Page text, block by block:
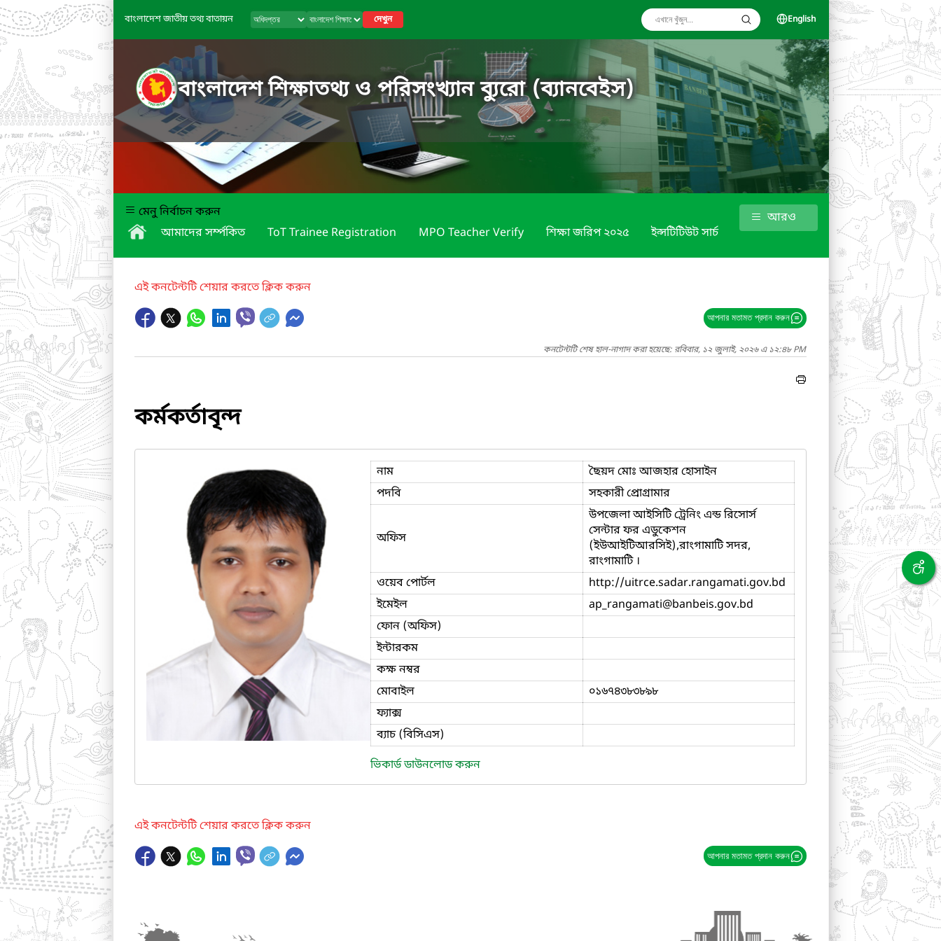
বাংলাদেশ জাতীয় তথ্য বাতায়ন দেখুন English
বাংলাদেশ শিক্ষাতথ্য ও পরিসংখ্যান ব্যুরো (ব্যানবেইস)
মেনু নির্বাচন করুন
আমাদের সর্ম্পকিত
ToT Trainee Registration MPO Teacher Verify শিক্ষা জরিপ ২০২৫ ইন্সটিটিউট সার্চ
আরও
এই কনটেন্টটি শেয়ার করতে ক্লিক করুন
আপনার মতামত প্রদান করুন
কনটেন্টটি শেষ হাল-নাগাদ করা হয়েছে: রবিবার, ১২ জুলাই, ২০২৬ এ ১২:৪৮ PM
কর্মকর্তাবৃন্দ
নাম
ছৈয়দ মোঃ আজহার হোসাইন
পদবি
সহকারী প্রোগ্রামার
অফিস
উপজেলা আইসিটি ট্রেনিং এন্ড রিসোর্স
সেন্টার ফর এডুকেশন
(ইউআইটিআরসিই),রাংগামাটি সদর,
রাংগামাটি ।
ওয়েব পোর্টল
http://uitrce.sadar.rangamati.gov.bd
ইমেইল
ap_rangamati@banbeis.gov.bd
ফোন (অফিস)
ইন্টারকম
কক্ষ নম্বর
মোবাইল
০১৬৭৪৩৮৩৮৯৮
ফ্যাক্স
ব্যাচ (বিসিএস)
ভিকার্ড ডাউনলোড করুন
এই কনটেন্টটি শেয়ার করতে ক্লিক করুন
আপনার মতামত প্রদান করুন